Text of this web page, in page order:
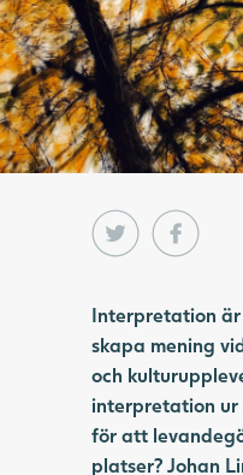
Interpretation
skapa mening
och
interpretation
för att
platser? Johan